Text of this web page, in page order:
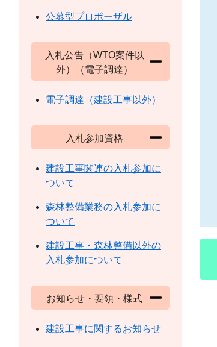
公募型プロポーザル
入札公告（WTO案件以
外）（電子調達）
電子調達（建設工事以外）
入札参加資格
建設工事関連の入札参加に
ついて
森林整備業務の入札参加に
ついて
建設工事・森林整備以外の
入札参加について
お知らせ・要領・様式
建設工事に関するお知らせ